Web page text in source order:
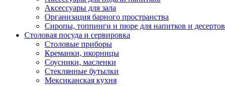
Аксессуары для зала
Организация барного пространства
Сиропы, топпинги и пюре для напитков и десертов
Столовая посуда и сервировка
Столовые приборы
Креманки, икорницы
Соусники, масленки
Стеклянные бутылки
Мексиканская кухня